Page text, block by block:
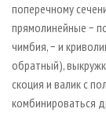
поперечному
прямолинейные −
чимбия, − и
обратный),
скоция и валик с
комбинироваться